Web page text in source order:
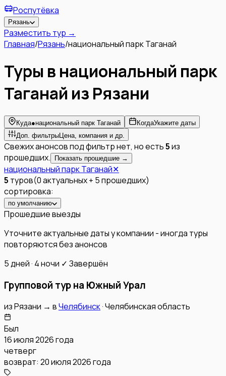
Роспутёвка
Рязань
Разместить тур →
Главная/Рязань/национальный парк Таганай
Туры в национальный парк
Таганай из Рязани
Куда●национальный парк Таганай КогдаУкажите даты
Доп. фильтры Цена, компания и др.
Свежих анонсов под фильтр нет, но есть5из
прошедших.
Показать прошедшие →
национальный парк Таганай✕
5 туров(0актуальных+ 5прошедших)
сортировка:
по умолчанию
Прошедшие выезды
Уточните актуальные даты у компании - иногда туры
повторяются без анонсов
5 дней · 4 ночи ✓ Завершён
Групповой тур на Южный Урал
изРязани → вЧелябинск·Челябинская область
Был
16 июля 2026 года
четверг
возврат: 20 июля 2026 года